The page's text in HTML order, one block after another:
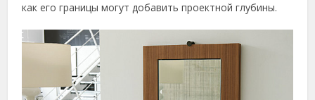
как его границы могут добавить проектной глубины.